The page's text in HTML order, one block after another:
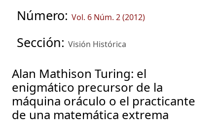
Número: Vol. 6 Núm. 2 (2012)
Sección: Visión Histórica
Alan Mathison Turing: el
enigmático precursor de la
máquina oráculo o el practicante
de una matemática extrema